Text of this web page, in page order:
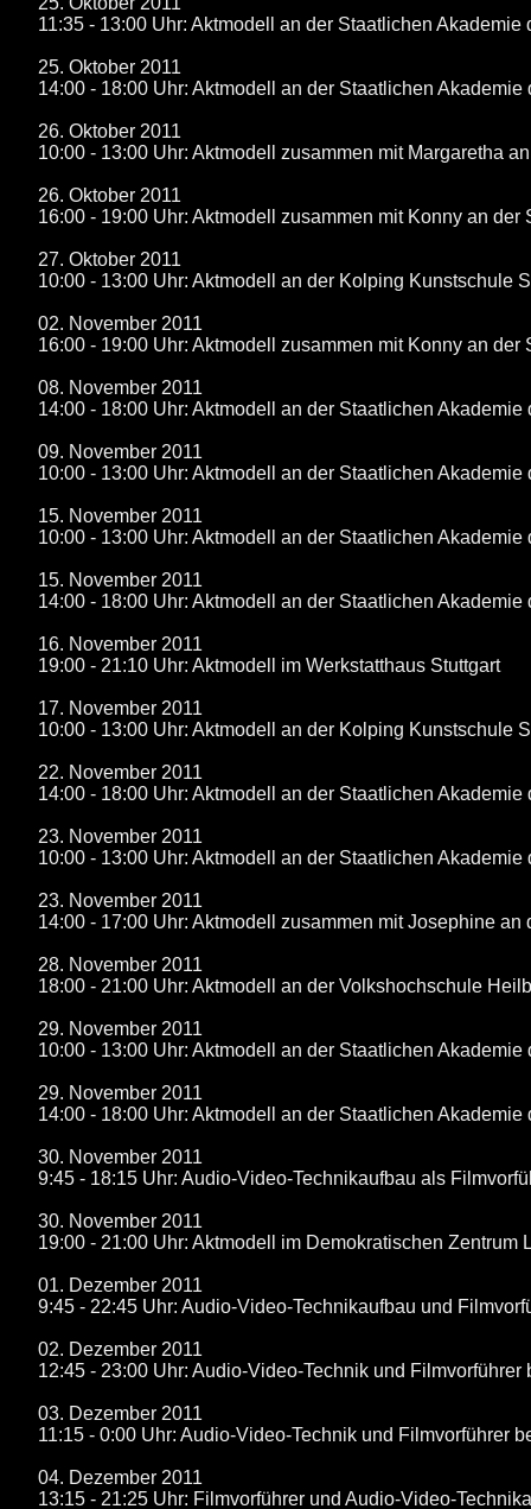
11:35 - 13:00 Uhr: Aktmodell an der Staatlichen
25. Oktober 2011
14:00 - 18:00 Uhr: Aktmodell an der Staatlichen
26. Oktober 2011
10:00 - 13:00 Uhr: Aktmodell zusammen mit Margaretha
26. Oktober 2011
16:00 - 19:00 Uhr: Aktmodell zusammen mit Konny an
27. Oktober 2011
10:00 - 13:00 Uhr: Aktmodell an der Kolping Kunstschule
02. November 2011
16:00 - 19:00 Uhr: Aktmodell zusammen mit Konny an
08. November 2011
14:00 - 18:00 Uhr: Aktmodell an der Staatlichen
09. November 2011
10:00 - 13:00 Uhr: Aktmodell an der Staatlichen
15. November 2011
10:00 - 13:00 Uhr: Aktmodell an der Staatlichen
15. November 2011
14:00 - 18:00 Uhr: Aktmodell an der Staatlichen
16. November 2011
19:00 - 21:10 Uhr: Aktmodell im Werkstatthaus Stuttgart
17. November 2011
10:00 - 13:00 Uhr: Aktmodell an der Kolping Kunstschule
22. November 2011
14:00 - 18:00 Uhr: Aktmodell an der Staatlichen
23. November 2011
10:00 - 13:00 Uhr: Aktmodell an der Staatlichen
23. November 2011
14:00 - 17:00 Uhr: Aktmodell zusammen mit Josephine
28. November 2011
18:00 - 21:00 Uhr: Aktmodell an der Volkshochschule
29. November 2011
10:00 - 13:00 Uhr: Aktmodell an der Staatlichen
29. November 2011
14:00 - 18:00 Uhr: Aktmodell an der Staatlichen
30. November 2011
9:45 - 18:15 Uhr: Audio-Video-Technikaufbau als
30. November 2011
19:00 - 21:00 Uhr: Aktmodell im Demokratischen Zentrum
01. Dezember 2011
9:45 - 22:45 Uhr: Audio-Video-Technikaufbau und
02. Dezember 2011
12:45 - 23:00 Uhr: Audio-Video-Technik und
03. Dezember 2011
11:15 - 0:00 Uhr: Audio-Video-Technik und Filmvorführer
04. Dezember 2011
13:15 - 21:25 Uhr: Filmvorführer und Audio-Video-